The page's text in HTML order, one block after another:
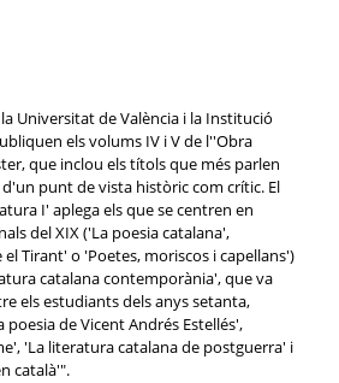
Universitat de València i la Institució
els volums IV i V de l''Obra
que inclou els títols que més parlen
punt de vista històric com crític. El
I' aplega els que se centren en
del XIX ('La poesia catalana',
Tirant' o 'Poetes, moriscos i capellans')
catalana contemporània', que va
els estudiants dels anys setanta,
poesia de Vicent Andrés Estellés',
'La literatura catalana de postguerra' i
català'".